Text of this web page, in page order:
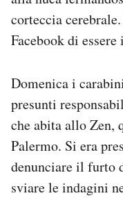
corteccia
Facebook di essere
Domenica i
presunti
che abita allo Zen,
Palermo. Si era
denunciare il furto
sviare le indagini